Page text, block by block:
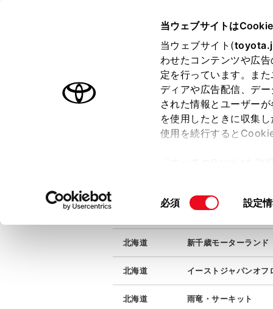
当ウェブサイトは
当ウェブサイト(
わせたコンテンツや広
定を行っています。ま
ディアや広告配信、デ
された情報とユーザー
を使用したときに収集
使用を続行すると
て」をご覧ください。
同
の
択
必須 設定
オーナーサポート トピックス
サーキットモード｜サービス
北海道 新千歳モーターランド
北海道 イーストジャパンオフ
北海道 雨竜・サーキット